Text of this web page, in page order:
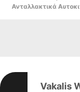
Ανταλλακτικά
Vakalis